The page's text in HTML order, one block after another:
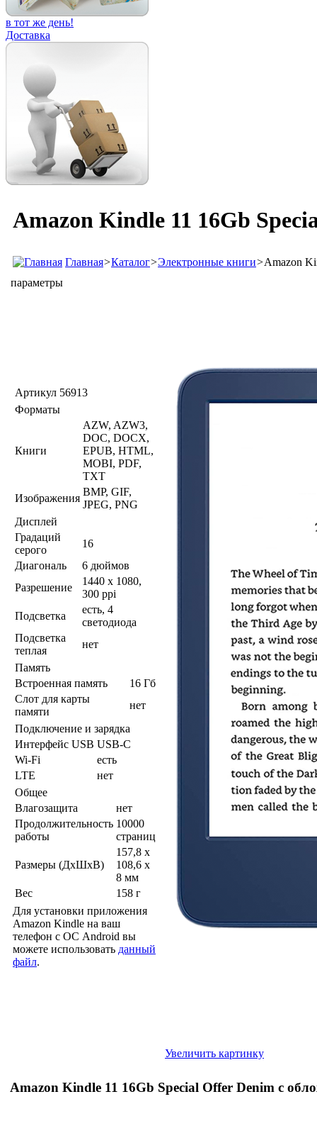
в тот же день!
Доставка
Amazon Kindle 11 16Gb
Главная>Каталог>Электронные книги>Amazon
параметры
Артикул 56913
Форматы
Книги
AZW, AZW3,
DOC, DOCX,
EPUB, HTML,
MOBI, PDF,
TXT
Изображения
BMP, GIF,
JPEG, PNG
Дисплей
Градаций
серого
16
Диагональ
6 дюймов
Разрешение
1440 x 1080,
300 ppi
Подсветка
есть, 4
светодиода
Подсветка
теплая
нет
Память
Встроенная память
16 Гб
Слот для карты
памяти
нет
Подключение и зарядка
Интерфейс USB USB-C
Wi-Fi
есть
LTE
нет
Общее
Влагозащита
нет
Продолжительность
работы
10000
страниц
Размеры (ДхШхВ)
157,8 x
108,6 x
8 мм
Вес
158 г
Для установки приложения
Amazon Kindle на ваш
телефон с ОС Android вы
можете использовать данный
файл.
Увеличить картинку
Amazon Kindle 11 16Gb Special Offer Denim с